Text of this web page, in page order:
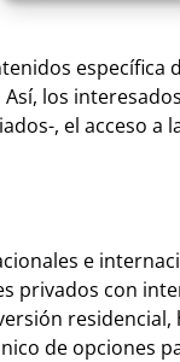
los
, el acceso
e
con
residencial,
de opciones